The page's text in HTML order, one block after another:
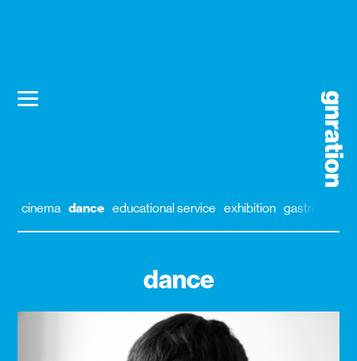
cinema dance educational service exhibition gastronomy
dance